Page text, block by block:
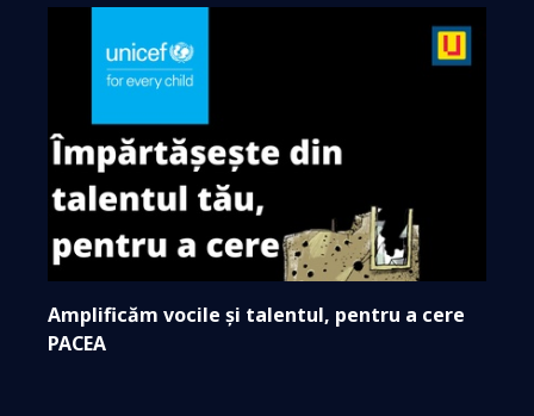
Amplificăm vocile și talentul, pentru a cere
PACEA